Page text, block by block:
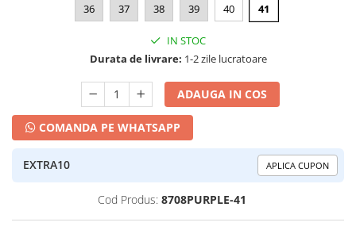
36 37 38 39 40 41
IN STOC
Durata de livrare: 1-2 zile lucratoare
ADAUGA IN COS
COMANDA PE WHATSAPP
EXTRA10 APLICA CUPON
Cod Produs: 8708PURPLE-41